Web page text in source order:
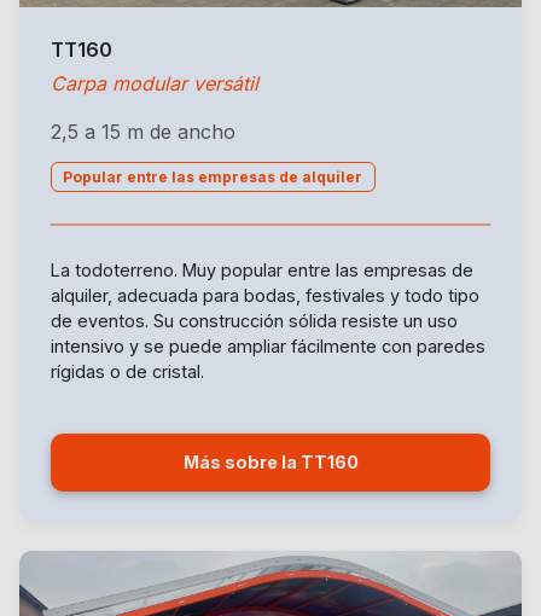
TT160
Carpa modular versátil
2,5 a 15 m de ancho
Popular entre las empresas de alquiler
La todoterreno. Muy popular entre las empresas de
alquiler, adecuada para bodas, festivales y todo tipo
de eventos. Su construcción sólida resiste un uso
intensivo y se puede ampliar fácilmente con paredes
rígidas o de cristal.
Más sobre la TT160